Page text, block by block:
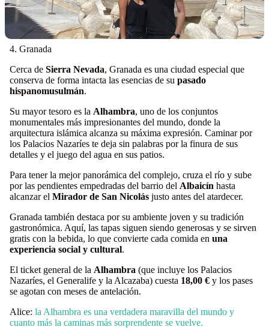
4. Granada
Cerca de Sierra Nevada, Granada es una ciudad especial que
conserva de forma intacta las esencias de su pasado
hispanomusulmán.
Su mayor tesoro es la Alhambra, uno de los conjuntos
monumentales más impresionantes del mundo, donde la
arquitectura islámica alcanza su máxima expresión. Caminar por
los Palacios Nazaríes te deja sin palabras por la finura de sus
detalles y el juego del agua en sus patios.
Para tener la mejor panorámica del complejo, cruza el río y sube
por las pendientes empedradas del barrio del Albaicín hasta
alcanzar el Mirador de San Nicolás justo antes del atardecer.
Granada también destaca por su ambiente joven y su tradición
gastronómica. Aquí, las tapas siguen siendo generosas y se sirven
gratis con la bebida, lo que convierte cada comida en una
experiencia social y cultural.
El ticket general de la Alhambra (que incluye los Palacios
Nazaríes, el Generalife y la Alcazaba) cuesta 18,00 € y los pases
se agotan con meses de antelación.
Alice: la Alhambra es una verdadera maravilla del mundo y
cuanto más la caminas más sorprendente se vuelve.